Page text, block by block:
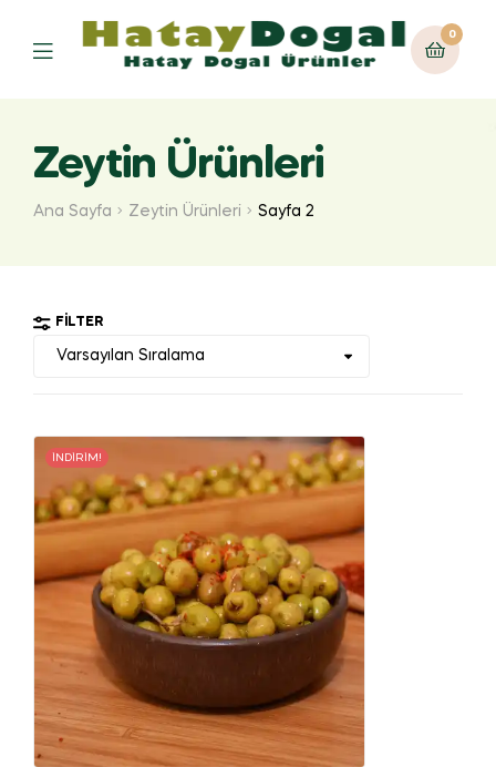
0
Zeytin Ürünleri
Ana Sayfa Zeytin Ürünleri Sayfa 2
FILTER
İNDIRIM!